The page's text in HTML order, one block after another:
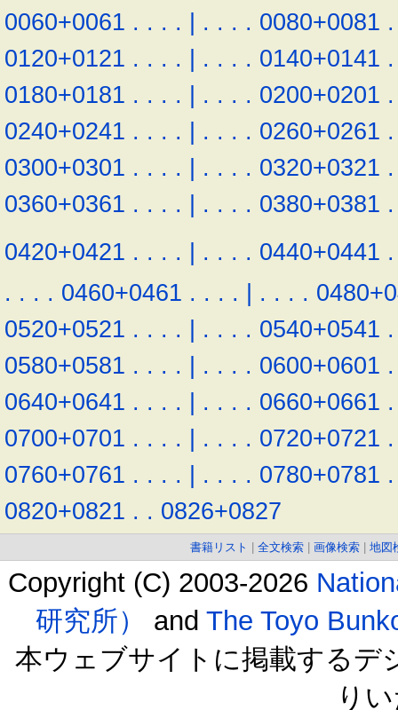
0060+0061 . . . . | . . . . 0080+0081 .
0120+0121 . . . . | . . . . 0140+0141 .
0180+0181 . . . . | . . . . 0200+0201 .
0240+0241 . . . . | . . . . 0260+0261 .
0300+0301 . . . . | . . . . 0320+0321 .
0360+0361 . . . . | . . . . 0380+0381 .
0420+0421 . . . . | . . . . 0440+0441 .
. . . . 0460+0461 . . . . | . . . .
0520+0521 . . . . | . . . . 0540+0541 .
0580+0581 . . . . | . . . . 0600+0601 .
0640+0641 . . . . | . . . . 0660+0661 .
0700+0701 . . . . | . . . . 0720+0721 .
0760+0761 . . . . | . . . . 0780+0781 .
0820+0821 . . 0826+0827
書籍リスト 全文検索 画像検索 地図
Copyright (C) 2003-2026
研究所）
and The Toyo
本ウェブサイトに掲載するデ
り